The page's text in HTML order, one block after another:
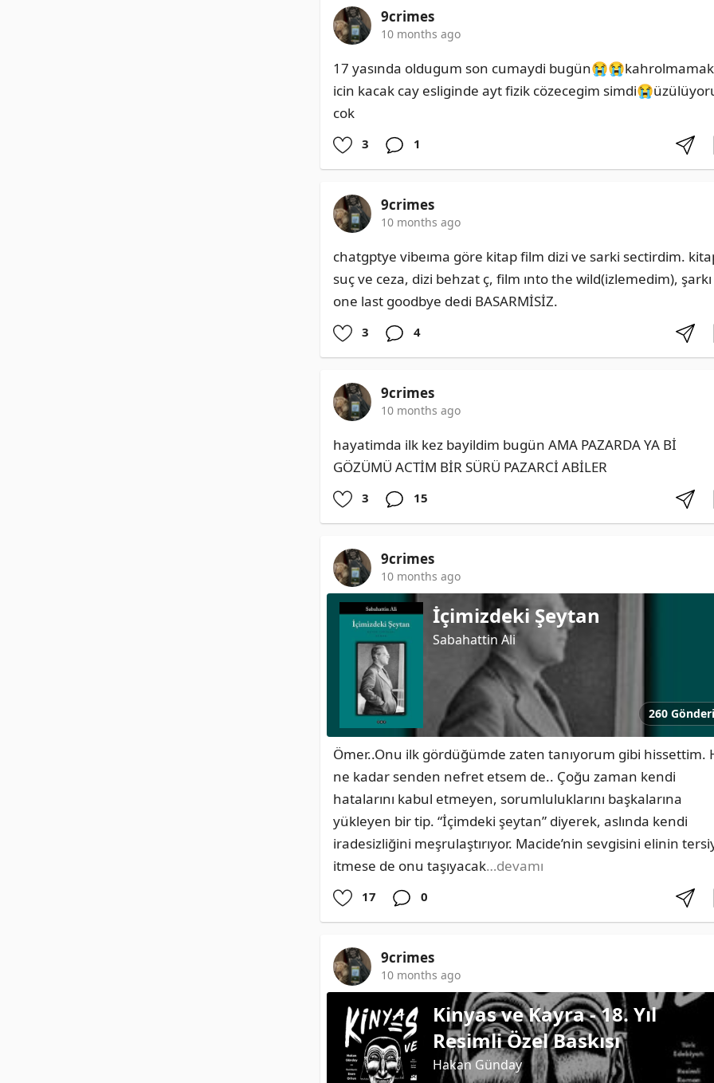
9crimes
10 months ago
17 yasında oldugum son cumaydi bugün😭😭kahrolmamak
icin kacak cay esliginde ayt fizik cözecegim
cok
3 1
9crimes
10 months ago
chatgptye vibeıma göre kitap film dizi ve sarki sectirdim.
suç ve ceza, dizi behzat ç, film ınto the wild(izlemedim), şarkı
one last goodbye dedi BASARMİSİZ.
3 4
9crimes
10 months ago
hayatimda ilk kez bayildim bugün AMA PAZARDA YA Bİ
GÖZÜMÜ ACTİM BİR SÜRÜ PAZARCİ ABİLER
3 15
9crimes
10 months ago
İçimizdeki Şeytan
Sabahattin Ali
260 Gönderi
Ömer..Onu ilk gördüğümde zaten tanıyorum gibi hissettim.
ne kadar senden nefret etsem de.. Çoğu zaman kendi
hatalarını kabul etmeyen, sorumluluklarını başkalarına
yükleyen bir tip. “İçimdeki şeytan” diyerek, aslında kendi
iradesizliğini meşrulaştırıyor. Macide’nin sevgisini elinin
itmese de onu taşıyacak…devamı
17 0
9crimes
10 months ago
Kinyas ve Kayra - 18. Yıl
Resimli Özel Baskısı
Hakan Günday